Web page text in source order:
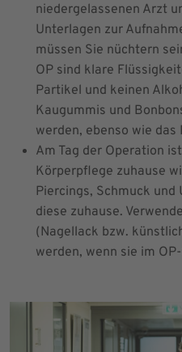
niedergelassenen Arzt
Unterlagen zur
müssen Sie nüchtern
OP sind klare
Partikel und keinen
Kaugummis und
werden, ebenso wie das
Am Tag der Operation
Körperpflege zuhause
Piercings, Schmuck und
diese zuhause.
(Nagellack bzw.
werden, wenn sie im